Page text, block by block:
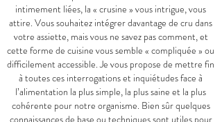
intimement liées, la « crusine » vous intrigue, vous
attire. Vous souhaitez intégrer davantage de cru dans
votre assiette, mais vous ne savez pas comment, et
cette forme de cuisine vous semble « compliquée » ou
difficilement accessible. Je vous propose de mettre fin
à toutes ces interrogations et inquiétudes face à
l’alimentation la plus simple, la plus saine et la plus
cohérente pour notre organisme. Bien sûr quelques
connaissances de base ou techniques sont utiles pour